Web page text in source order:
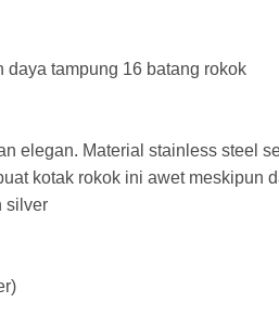
daya tampung 16 batang rokok
elegan. Material stainless steel
kotak rokok ini awet meskipun
silver